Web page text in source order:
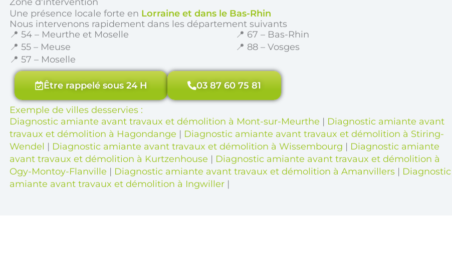
Une présence locale forte en Lorraine et dans le Bas-Rhin
Nous intervenons rapidement dans les département suivants
📍 54 – Meurthe et Moselle
📍 55 – Meuse
📍 57 – Moselle
📍 67 – Bas-Rhin
📍 88 – Vosges
Être rappelé sous 24 H 03 87 60 75 81
Exemple de villes desservies :
Diagnostic amiante avant travaux et démolition à Mont-sur-Meurthe | Diagnostic amiante avant
travaux et démolition à Hagondange | Diagnostic amiante avant travaux et démolition à Stiring-
Wendel | Diagnostic amiante avant travaux et démolition à Wissembourg | Diagnostic amiante
avant travaux et démolition à Kurtzenhouse | Diagnostic amiante avant travaux et démolition à
Ogy-Montoy-Flanville | Diagnostic amiante avant travaux et démolition à Amanvillers | Diagnostic
amiante avant travaux et démolition à Ingwiller |